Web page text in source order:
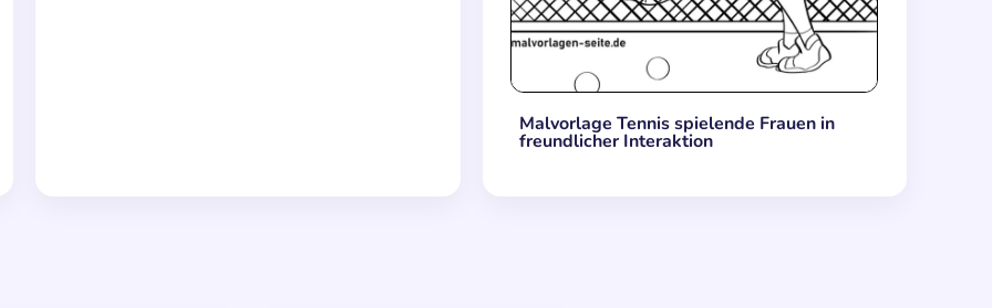
Malvorlage Tennis spielende Frauen in
freundlicher Interaktion